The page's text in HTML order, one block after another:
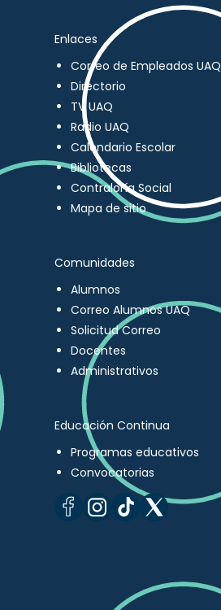
Enlaces
Correo de Empleados UAQ
Directorio
TV UAQ
Radio UAQ
Calendario Escolar
Bibliotecas
Contraloría Social
Mapa de sitio
Comunidades
Alumnos
Correo Alumnos UAQ
Solicitud Correo
Docentes
Administrativos
Educación Continua
Programas educativos
Convocatorias